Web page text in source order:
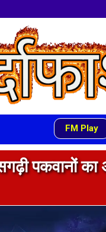
FM Play
पकवानों का